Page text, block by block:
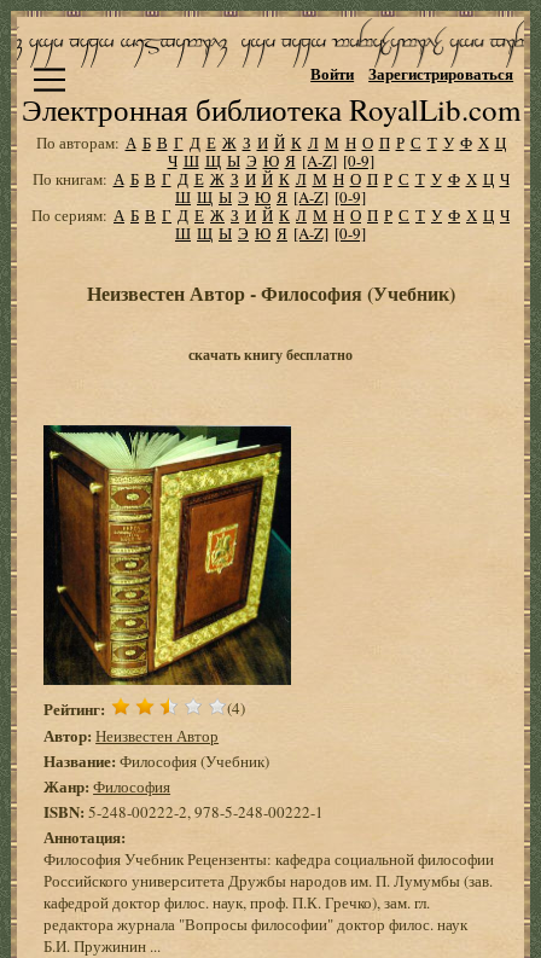
Электронная библиотека RoyalLib.com
Войти Зарегистрироваться
По авторам: А Б В Г Д Е Ж З И Й К Л М Н О П Р С Т У Ф Х Ц
Ч Ш Щ Ы Э Ю Я [A-Z] [0-9]
По книгам: А Б В Г Д Е Ж З И Й К Л М Н О П Р С Т У Ф Х Ц Ч
Ш Щ Ы Э Ю Я [A-Z] [0-9]
По сериям: А Б В Г Д Е Ж З И Й К Л М Н О П Р С Т У Ф Х Ц Ч
Ш Щ Ы Э Ю Я [A-Z] [0-9]
Неизвестен Автор - Философия (Учебник)
скачать книгу бесплатно
Рейтинг: (4)
Автор: Неизвестен Автор
Название: Философия (Учебник)
Жанр: Философия
ISBN: 5-248-00222-2, 978-5-248-00222-1
Аннотация:
Философия Учебник Рецензенты: кафедра социальной философии
Российского университета Дружбы народов им. П. Лумумбы (зав.
кафедрой доктор филос. наук, проф. П.К. Гречко), зам. гл.
редактора журнала "Вопросы философии" доктор филос. наук
Б.И. Пружинин ...